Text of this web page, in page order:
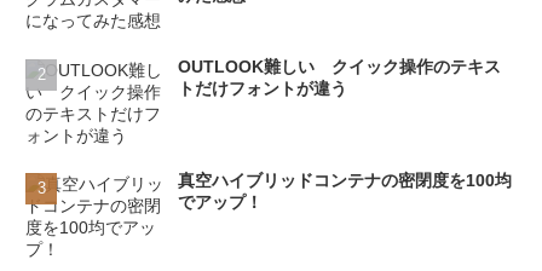
OUTLOOK難しい クイック操作のテキス
トだけフォントが違う
真空ハイブリッドコンテナの密閉度を100均
でアップ！